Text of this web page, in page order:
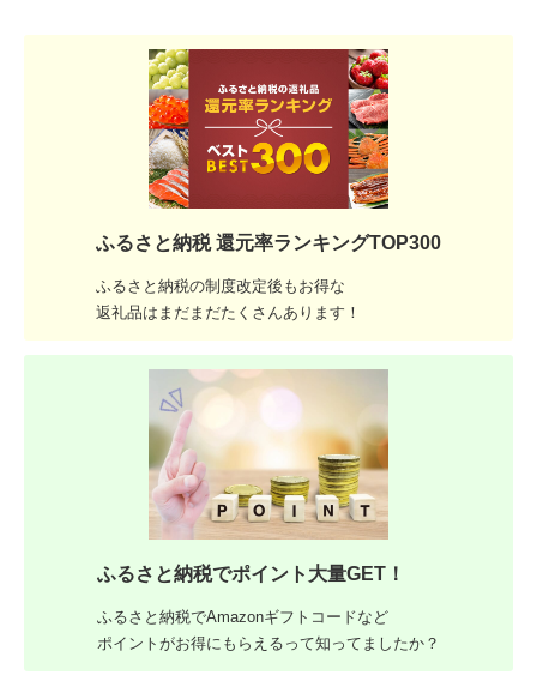
ふるさと納税 還元率ランキングTOP300
ふるさと納税の制度改定後もお得な
返礼品はまだまだたくさんあります！
ふるさと納税でポイント大量GET！
ふるさと納税でAmazonギフトコードなど
ポイントがお得にもらえるって知ってましたか？